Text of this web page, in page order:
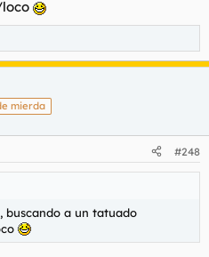
mierda
#248
buscando a un tatuado